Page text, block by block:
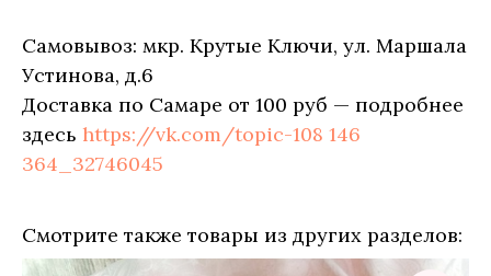
Самовывоз: мкр. Крутые Ключи, ул. Маршала
Устинова, д.6
Доставка по Самаре от 100 руб — подробнее
здесь https://vk.com/topic-108 146
364_32746045
Смотрите также товары из других разделов: